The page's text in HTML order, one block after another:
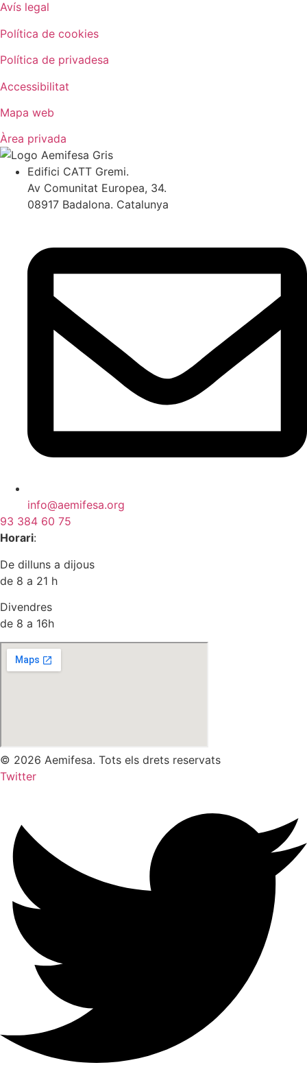
Avís legal
Política de cookies
Política de privadesa
Accessibilitat
Mapa web
Àrea privada
Edifici CATT Gremi.
Av Comunitat Europea, 34.
08917 Badalona. Catalunya
info@aemifesa.org
93 384 60 75
Horari:
De dilluns a dijous
de 8 a 21 h
Divendres
de 8 a 16h
© 2026 Aemifesa. Tots els drets reservats
Twitter